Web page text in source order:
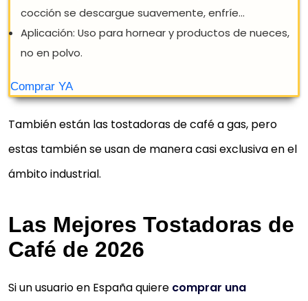
MORACLE TOSTADORES DE CAFÉ DE
GRAN CAPACIDAD 220V TOSTADORA
GRANOS DE CAFÉ MÁQUINA PARA
Rodillo de acero inoxidable, fuerte capacidad de
También están las tostadoras de café a gas, pero
estas también se usan de manera casi exclusiva en el
ámbito industrial.
Las Mejores Tostadoras de
Café de 2026
Si un usuario en España quiere comprar una